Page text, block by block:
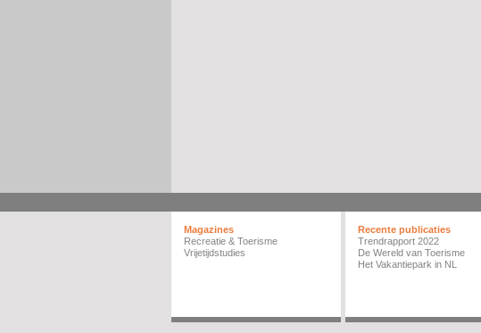
Magazines
Recreatie & Toerisme
Vrijetijdstudies
Recente publicaties
Trendrapport 2022
De Wereld van Toerisme
Het Vakantiepark in NL